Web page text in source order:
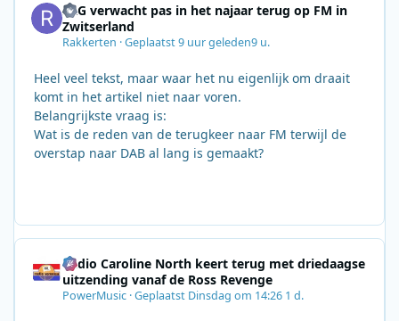
SRG verwacht pas in het najaar terug op FM in
Zwitserland
Rakkerten ·Geplaatst9 uur geleden9 u.
Heel veel tekst, maar waar het nu eigenlijk om draait
komt in het artikel niet naar voren.
Belangrijkste vraag is:
Wat is de reden van de terugkeer naar FM terwijl de
overstap naar DAB al lang is gemaakt?
Radio Caroline North keert terug met driedaagse
uitzending vanaf de Ross Revenge
PowerMusic ·Geplaatst Dinsdag om 14:26 1 d.